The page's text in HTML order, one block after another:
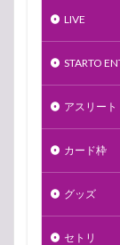
LIVE
STARTO
アスリート
カード枠
グッズ
セトリ